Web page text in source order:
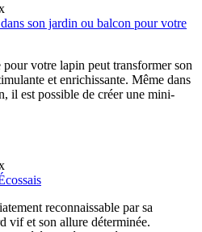
son jardin ou balcon pour votre
votre lapin peut transformer son
et enrichissante. Même dans
il est possible de créer une mini-
reconnaissable par sa
vif et son allure déterminée.